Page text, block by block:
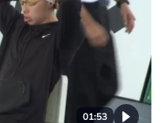
01:53